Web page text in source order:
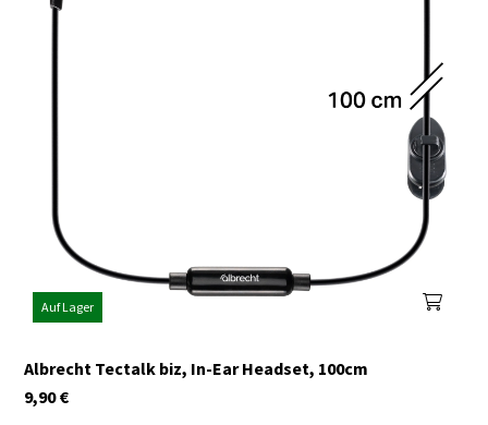
Auf Lager
Albrecht Tectalk biz, In-Ear Headset, 100cm
€
9,90